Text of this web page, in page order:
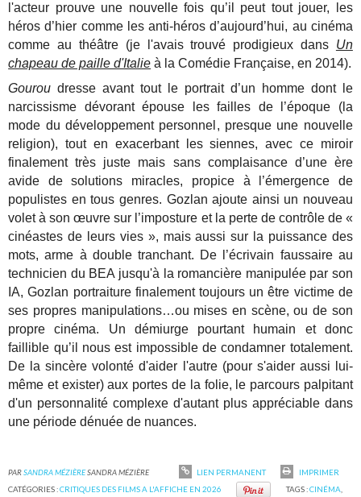
l'acteur prouve une nouvelle fois qu’il peut tout jouer, les
héros d’hier comme les anti-héros d’aujourd’hui, au cinéma
comme au théâtre (je l'avais trouvé prodigieux dans Un
chapeau de paille d'Italie à la Comédie Française, en 2014).
Gourou dresse avant tout le portrait d’un homme dont le
narcissisme dévorant épouse les failles de l’époque (la
mode du développement personnel, presque une nouvelle
religion), tout en exacerbant les siennes, avec ce miroir
finalement très juste mais sans complaisance d’une ère
avide de solutions miracles, propice à l’émergence de
populistes en tous genres. Gozlan ajoute ainsi un nouveau
volet à son œuvre sur l’imposture et la perte de contrôle de «
cinéastes de leurs vies », mais aussi sur la puissance des
mots, arme à double tranchant. De l’écrivain faussaire au
technicien du BEA jusqu'à la romancière manipulée par son
IA, Gozlan portraiture finalement toujours un être victime de
ses propres manipulations…ou mises en scène, ou de son
propre cinéma. Un démiurge pourtant humain et donc
faillible qu’il nous est impossible de condamner totalement.
De la sincère volonté d'aider l'autre (pour s'aider aussi lui-
même et exister) aux portes de la folie, le parcours palpitant
d'un personnalité complexe d'autant plus appréciable dans
une période dénuée de nuances.
PARSANDRA MÉZIÈRESANDRA MÉZIÈRE LIEN PERMANENT
IMPRIMER
CATÉGORIES :CRITIQUES DES FILMS A L'AFFICHE EN 2026 TAGS :CINÉMA